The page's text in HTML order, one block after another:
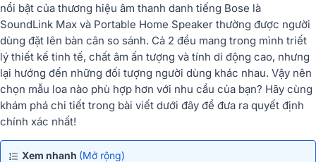
nổi bật của thương hiệu âm thanh danh tiếng Bose là
SoundLink Max và Portable Home Speaker thường được người
dùng đặt lên bàn cân so sánh. Cả 2 đều mang trong mình triết
lý thiết kế tinh tế, chất âm ấn tượng và tính di động cao, nhưng
lại hướng đến những đối tượng người dùng khác nhau. Vậy nên
chọn mẫu loa nào phù hợp hơn với nhu cầu của bạn? Hãy cùng
khám phá chi tiết trong bài viết dưới đây để đưa ra quyết định
chính xác nhất!
Xem nhanh (Mở rộng)